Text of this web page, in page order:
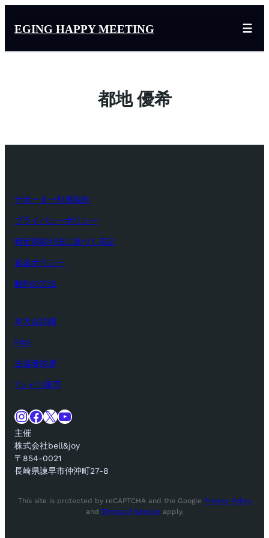
ス
EGING HAPPY MEETING
都地 優希
サポーター利用規約
プライバシーポリシー
特定商取引法に基づく表記
返金ポリシー
解約の方法
本大会詳細
FAQ
主催者挨拶
Tシャツ販売
InstagramFacebook X YouTube
主催
株式会社bell&joy
〒854-0021
長崎県諫早市仲沖町27-8
This site is protected by reCAPTCHA and the Google Privacy Policy
and Terms of Serviceapply.